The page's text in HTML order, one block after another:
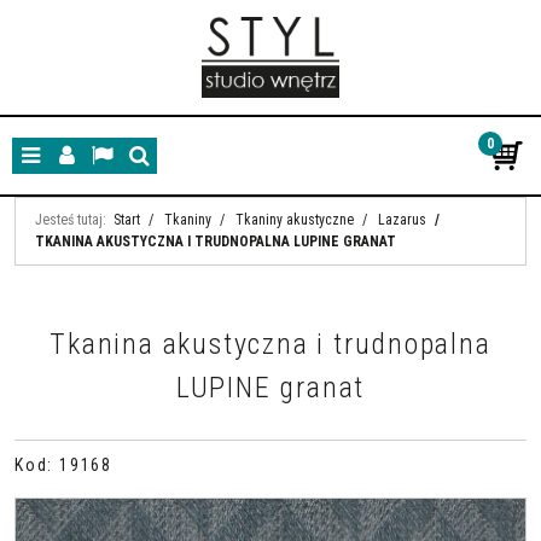
MenuPanelLangSzukaj
0
Jesteś tutaj: Start / Tkaniny / Tkaniny akustyczne / Lazarus /
TKANINA AKUSTYCZNA I TRUDNOPALNA LUPINE GRANAT
Tkanina akustyczna i trudnopalna
LUPINE granat
Kod : 19168